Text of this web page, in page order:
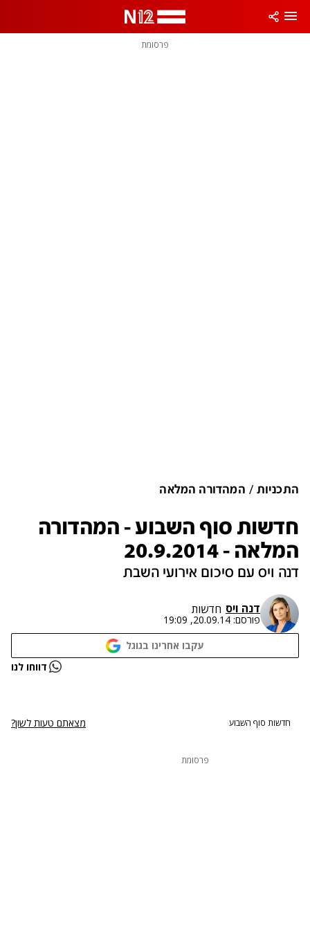
פרסומת
התכניות המהדורה המלאה
חדשות סוף השבוע - המהדורה
המלאה - 20.9.2014
דנה ויס עם סיכום אירועי השבת
דנה ויס חדשות
פורסם: 20.09.14, 19:09
עקבו אחרינו בגוגל
נתקלנו בבעיה דווחו לנו
חדשות סוף השבוע מצאתם טעות לשון?
פרסומת